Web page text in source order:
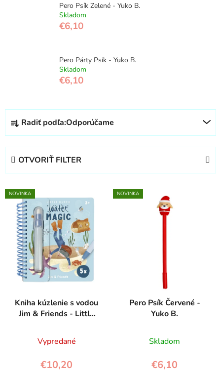
Pero Psík Zelené - Yuko B.
Skladom
€6,10
Pero Párty Psík - Yuko B.
Skladom
€6,10
R
d
e
Radiť podľa:Odporúčame
OTVORIŤ FILTER
V
ý
NOVINKA
Kniha kúzlenie s vodou
Jim & Friends - Little
Vypredané
€10,20
NOVINKA
Pero Psík Červené -
Yuko B.
Skladom
€6,10